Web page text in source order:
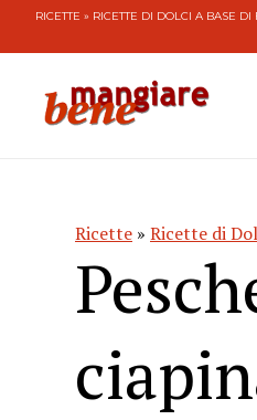
RICETTE » RICETTE DI DOLCI A BASE DI
Ricette » Ricette di